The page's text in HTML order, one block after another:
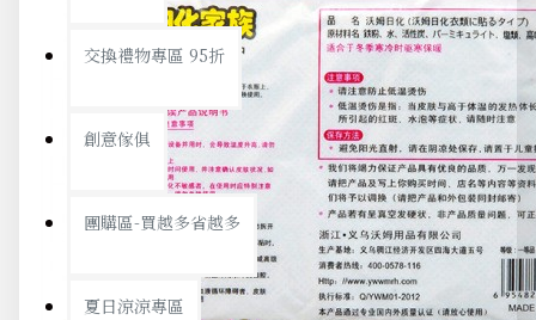
交換禮物專區 95折
創意傢俱
團購區-買越多省越多
夏日涼涼專區